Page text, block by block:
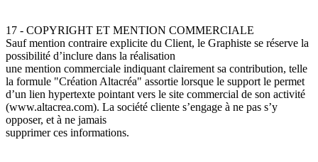
17 - COPYRIGHT ET MENTION COMMERCIALE
Sauf mention contraire explicite du Client, le Graphiste se réserve la
possibilité d’inclure dans la réalisation
une mention commerciale indiquant clairement sa contribution, telle
la formule "Création Altacréa" assortie lorsque le support le permet
d’un lien hypertexte pointant vers le site commercial de son activité
(www.altacrea.com). La société cliente s’engage à ne pas s’y
opposer, et à ne jamais
supprimer ces informations.